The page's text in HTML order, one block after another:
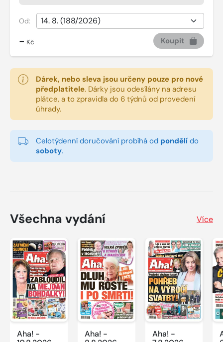
Od:
- Kč Koupit
Dárek, nebo sleva jsou určeny pouze pro nové
předplatitele. Dárky jsou odesílány na adresu
plátce, a to zpravidla do 6 týdnů od provedení
úhrady.
Celotýdenní doručování probíhá od pondělí do
soboty.
Všechna vydání Více
Aha! -
Aha! -
Aha! -